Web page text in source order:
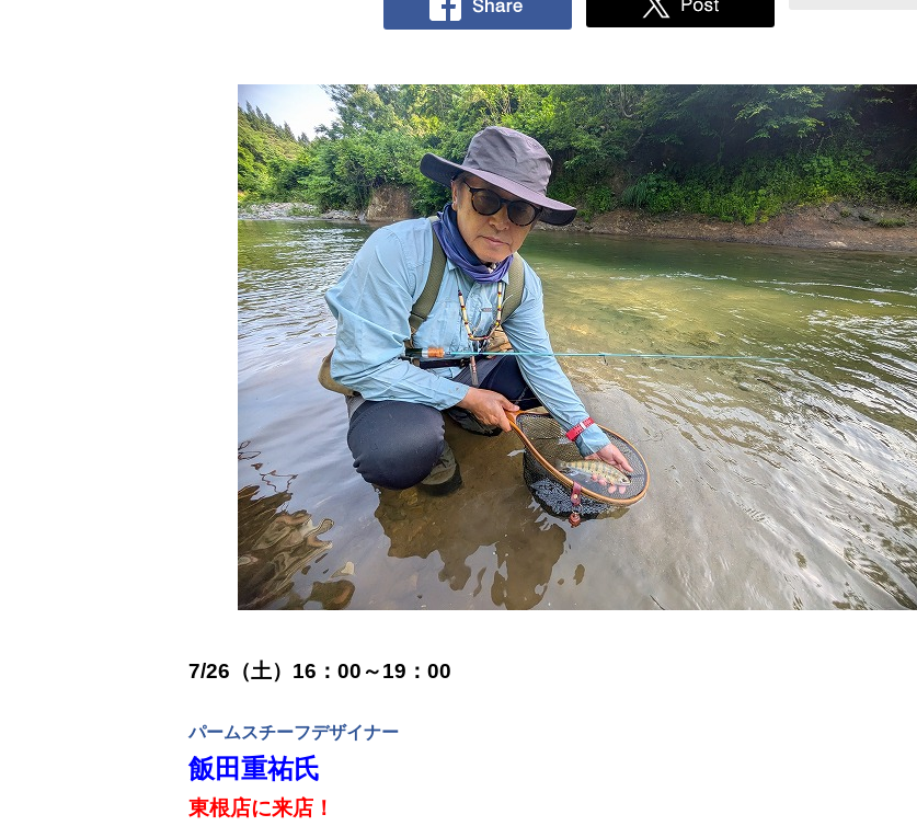
7/26 （土） 16 ： 00 ～19 ： 00
パームスチーフデザイナー
飯田重祐氏
東根店に来店！